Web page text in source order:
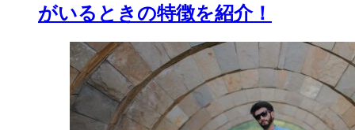
がいるときの特徴を紹介！